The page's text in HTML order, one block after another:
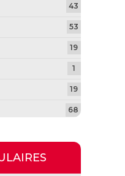
43
53
19
1
19
68